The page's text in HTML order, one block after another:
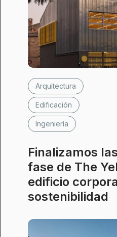
Arquitectura
Edificación
Ingeniería
Finalizamos
fase de The
edificio
sostenibilidad